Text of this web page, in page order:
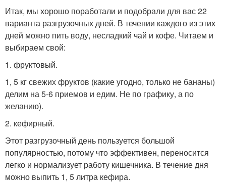
Итак, мы хорошо поработали и подобрали для вас 22
варианта разгрузочных дней. В течении каждого из этих
дней можно пить воду, несладкий чай и кофе. Читаем и
выбираем свой:
1. фруктовый.
1, 5 кг свежих фруктов (какие угодно, только не бананы)
делим на 5-6 приемов и едим. Не по графику, а по
желанию).
2. кефирный.
Этот разгрузочный день пользуется большой
популярностью, потому что эффективен, переносится
легко и нормализует работу кишечника. В течение дня
можно выпить 1, 5 литра кефира.